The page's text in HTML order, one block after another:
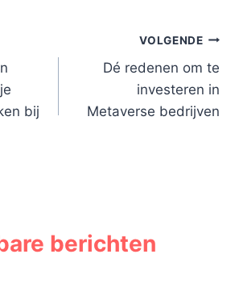
bij
VOLGENDE
Dé redenen om te
investeren in
Metaverse bedrijven
berichten